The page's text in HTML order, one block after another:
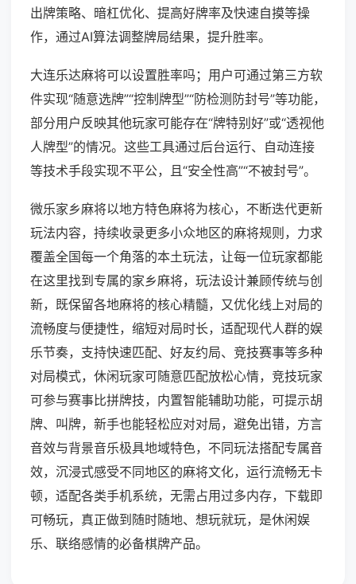
出牌策略、暗杠优化、提高好牌率及快速自摸等操
作，通过AI算法调整牌局结果，提升胜率。
大连乐达麻将可以设置胜率吗；用户可通过第三方软
件实现“随意选牌”“控制牌型”“防检测防封号”等功能，
部分用户反映其他玩家可能存在“牌特别好”或“透视他
人牌型”的情况。这些工具通过后台运行、自动连接
等技术手段实现不平公，且“安全性高”“不被封号”。
微乐家乡麻将以地方特色麻将为核心，不断迭代更新
玩法内容，持续收录更多小众地区的麻将规则，力求
覆盖全国每一个角落的本土玩法，让每一位玩家都能
在这里找到专属的家乡麻将，玩法设计兼顾传统与创
新，既保留各地麻将的核心精髓，又优化线上对局的
流畅度与便捷性，缩短对局时长，适配现代人群的娱
乐节奏，支持快速匹配、好友约局、竞技赛事等多种
对局模式，休闲玩家可随意匹配放松心情，竞技玩家
可参与赛事比拼牌技，内置智能辅助功能，可提示胡
牌、叫牌，新手也能轻松应对对局，避免出错，方言
音效与背景音乐极具地域特色，不同玩法搭配专属音
效，沉浸式感受不同地区的麻将文化，运行流畅无卡
顿，适配各类手机系统，无需占用过多内存，下载即
可畅玩，真正做到随时随地、想玩就玩，是休闲娱
乐、联络感情的必备棋牌产品。